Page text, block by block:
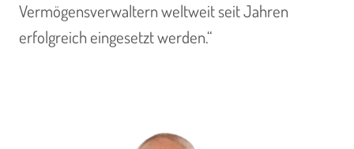
Vermögensverwaltern weltweit seit Jahren
erfolgreich eingesetzt werden.“